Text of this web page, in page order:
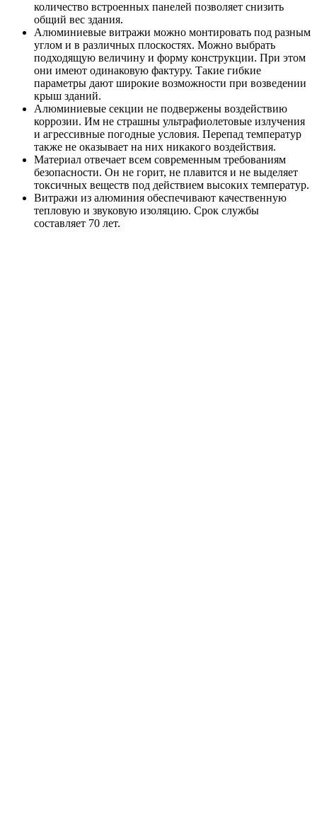
количество встроенных панелей позволяет снизить
общий вес здания.
Алюминиевые витражи можно монтировать под разным
углом и в различных плоскостях. Можно выбрать
подходящую величину и форму конструкции. При этом
они имеют одинаковую фактуру. Такие гибкие
параметры дают широкие возможности при возведении
крыш зданий.
Алюминиевые секции не подвержены воздействию
коррозии. Им не страшны ультрафиолетовые излучения
и агрессивные погодные условия. Перепад температур
также не оказывает на них никакого воздействия.
Материал отвечает всем современным требованиям
безопасности. Он не горит, не плавится и не выделяет
токсичных веществ под действием высоких температур.
Витражи из алюминия обеспечивают качественную
тепловую и звуковую изоляцию. Срок службы
составляет 70 лет.